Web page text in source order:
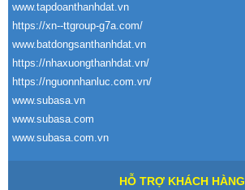
www.tapdoanthanhdat.vn
https://xn--ttgroup-g7a.com/
www.batdongsanthanhdat.vn
https://nhaxuongthanhdat.vn/
https://nguonnhanluc.com.vn/
www.subasa.vn
www.subasa.com
www.subasa.com.vn
HỖ TRỢ KHÁCH HÀNG